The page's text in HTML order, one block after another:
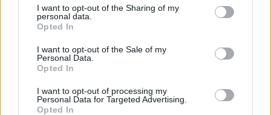
I want to opt-out of the Sharing of my
personal data.
Opted In
I want to opt-out of the Sale of my
Personal Data.
Opted In
I want to opt-out of processing my
Personal Data for Targeted Advertising.
Opted In
Fából épül Budakeszi új óvodája